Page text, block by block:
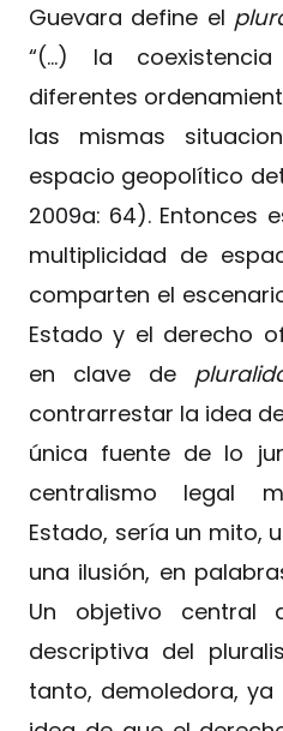
Guevara define el
“(…) la
diferentes
las mismas
espacio geopolítico
2009a: 64). Entonces
multiplicidad de
comparten el
Estado y el derecho
en clave de
contrarrestar la idea
única fuente de lo
centralismo legal
Estado, sería un mito,
una ilusión, en
Un objetivo central
descriptiva del
tanto, demoledora,